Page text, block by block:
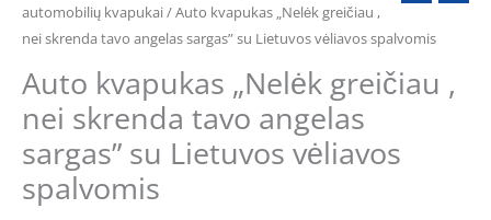
automobilių kvapukai/ Auto kvapukas „Nelėk greičiau ,
nei skrenda tavo angelas sargas” su Lietuvos vėliavos spalvomis
Auto kvapukas „Nelėk greičiau ,
nei skrenda tavo angelas
sargas” su Lietuvos vėliavos
spalvomis